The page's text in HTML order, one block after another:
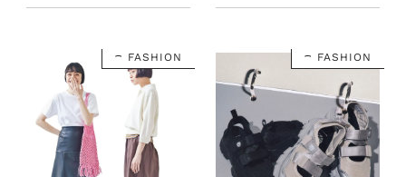
場！ リンネル公式
への「いいね！」で当たる！
る優秀カラー
FASHION FASHION